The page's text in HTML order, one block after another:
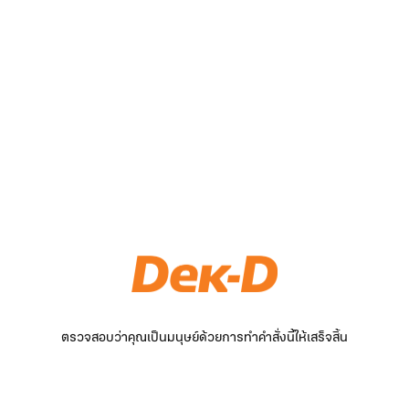
ตรวจสอบว่าคุณเป็นมนุษย์ด้วยการทำคำสั่งนี้ให้เสร็จสิ้น